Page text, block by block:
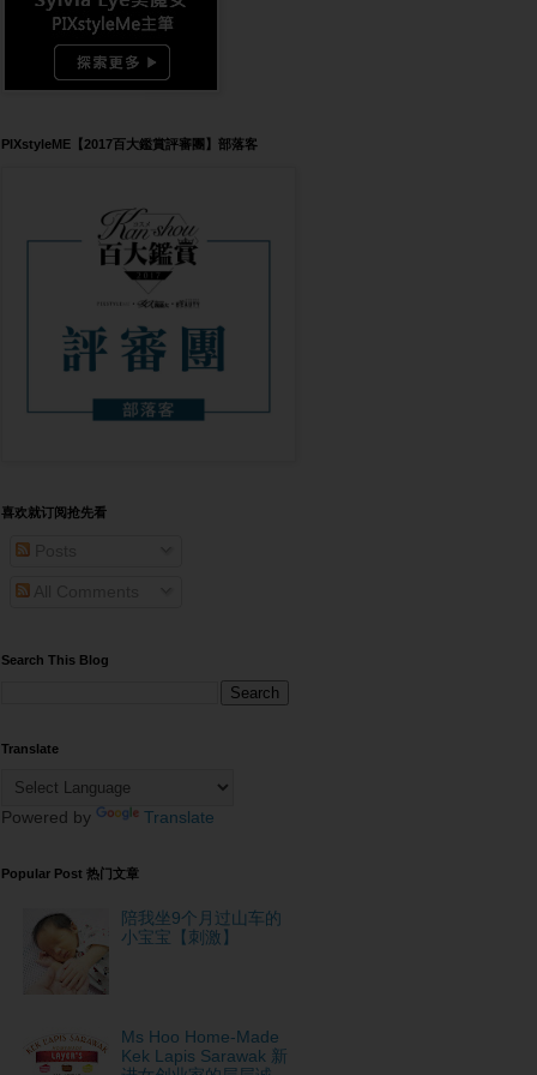
PIXstyleME【2017百大鑑賞評審團】部落客
喜欢就订阅抢先看
Search This Blog
Translate
Powered by Translate
Popular Post 热门文章
陪我坐9个月过山车的
小宝宝【刺激】
Ms Hoo Home-Made
Kek Lapis Sarawak 新